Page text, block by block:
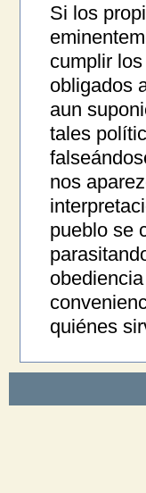
Si los
cumplir
obligados
aun
tales
nos
pueblo se
quiénes